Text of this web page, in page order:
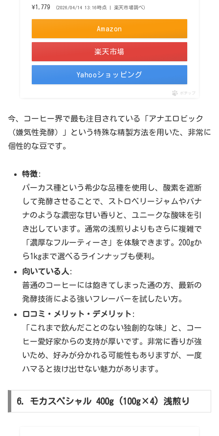
¥1,779
（2026/04/14 13:16時点 | 楽天市場調べ）
Amazon
楽天市場
Yahooショッピング
ポチップ
今、コーヒー界で最も注目されている「アナエロビック
（嫌気性発酵）」という特殊な精製方法を用いた、非常に
個性的な豆です。
特徴:
パーカス種という希少な品種を使用し、酸素を遮断
して発酵させることで、ストロベリージャムやバナ
ナのような濃密な甘い香りと、ユニークな酸味を引
き出しています。通常の浅煎りよりもさらに複雑で
「濃厚なフルーティーさ」を体験できます。200gか
ら1kgまで選べるラインナップも便利。
向いている人:
普通のコーヒーには飽きてしまった通の方、最新の
発酵技術による強いフレーバーを試したい方。
口コミ・メリット・デメリット :
「これまで飲んだことのない独創的な味」と、コー
ヒー愛好家からの支持が厚いです。非常に香りが強
いため、好みが分かれる可能性もありますが、一度
ハマると抜け出せない魅力があります。
6. モカスペシャル 400g (100g×4) 浅煎り